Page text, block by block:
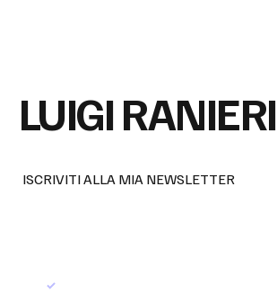
LUIGI RANIERI
ISCRIVITI ALLA MIA NEWSLETTER